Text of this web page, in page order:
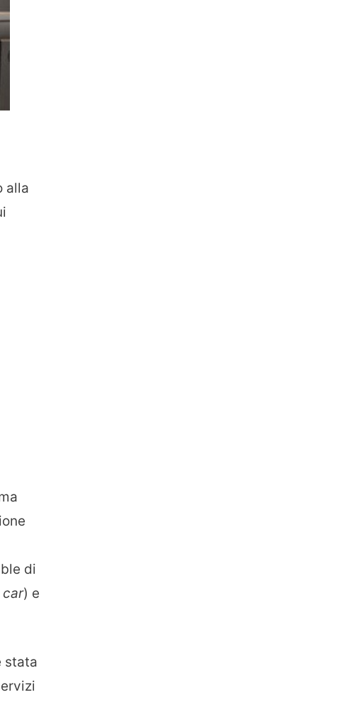
alla
di
car) e
stata